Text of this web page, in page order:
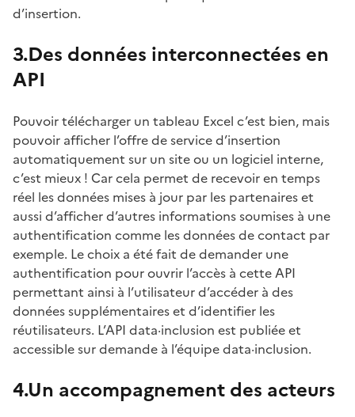
d’insertion.
3.Des données interconnectées en
API
Pouvoir télécharger un tableau Excel c’est bien, mais
pouvoir afficher l’offre de service d’insertion
automatiquement sur un site ou un logiciel interne,
c’est mieux ! Car cela permet de recevoir en temps
réel les données mises à jour par les partenaires et
aussi d’afficher d’autres informations soumises à une
authentification comme les données de contact par
exemple. Le choix a été fait de demander une
authentification pour ouvrir l’accès à cette API
permettant ainsi à l’utilisateur d’accéder à des
données supplémentaires et d’identifier les
réutilisateurs. L’API data·inclusion est publiée et
accessible sur demande à l’équipe data·inclusion.
4.Un accompagnement des acteurs